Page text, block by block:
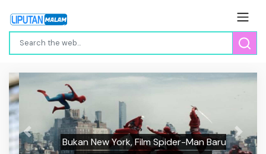
Bukan New York, Film Spider-Man Baru
Previous Next